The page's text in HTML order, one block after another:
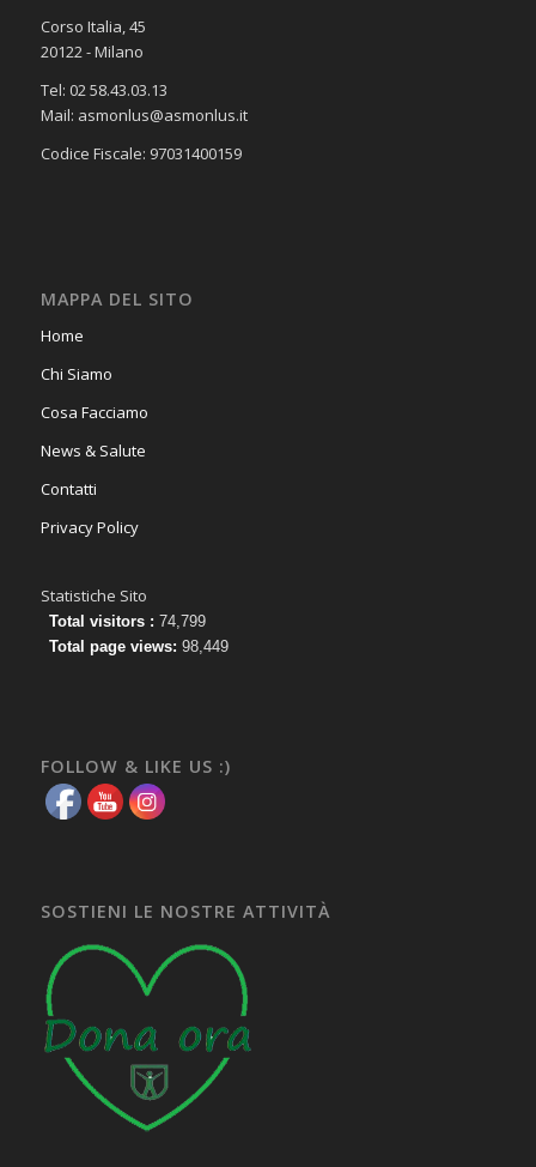
Corso Italia, 45
20122 - Milano
Tel: 02 58.43.03.13
Mail: asmonlus@asmonlus.it
Codice Fiscale: 97031400159
MAPPA DEL SITO
Home
Chi Siamo
Cosa Facciamo
News & Salute
Contatti
Privacy Policy
Statistiche Sito
Total visitors : 74,799
Total page views: 98,449
FOLLOW & LIKE US :)
SOSTIENI LE NOSTRE ATTIVITÀ